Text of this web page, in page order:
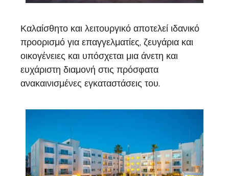
Καλαίσθητο και λειτουργικό αποτελεί ιδανικό
προορισμό για επαγγελματίες, ζευγάρια και
οικογένειες και υπόσχεται μια άνετη και
ευχάριστη διαμονή στις πρόσφατα
ανακαινισμένες εγκαταστάσεις του.